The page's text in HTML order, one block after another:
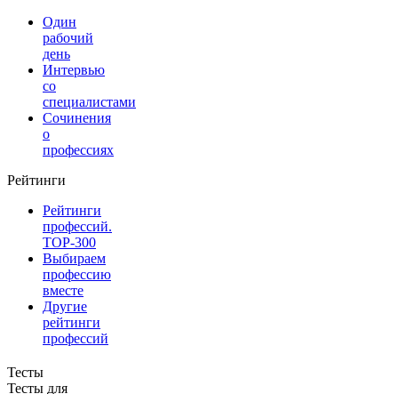
Один
рабочий
день
Интервью
со
специалистами
Сочинения
о
профессиях
Рейтинги
Рейтинги
профессий.
TOP-300
Выбираем
профессию
вместе
Другие
рейтинги
профессий
Тесты
Тесты для